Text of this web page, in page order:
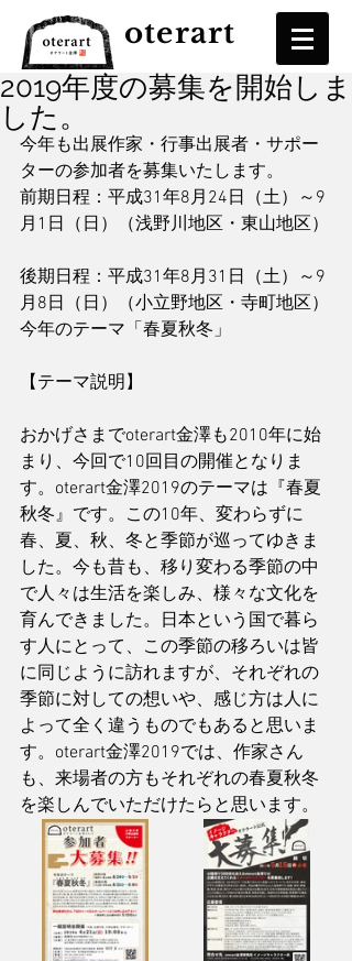
oterart
2019年度の募集を開始しま
した。
今年も出展作家・行事出展者・サポー
ターの参加者を募集いたします。
前期日程：平成31年8月24日（土）～9
月1日（日）（浅野川地区・東山地区）
後期日程：平成31年8月31日（土）～9
月8日（日）（小立野地区・寺町地区）
今年のテーマ「春夏秋冬」
【テーマ説明】
おかげさまでoterart金澤も2010年に始
まり、今回で10回目の開催となりま
す。oterart金澤2019のテーマは『春夏
秋冬』です。この10年、変わらずに
春、夏、秋、冬と季節が巡ってゆきま
した。今も昔も、移り変わる季節の中
で人々は生活を楽しみ、様々な文化を
育んできました。日本という国で暮ら
す人にとって、この季節の移ろいは皆
に同じように訪れますが、それぞれの
季節に対しての想いや、感じ方は人に
よって全く違うものでもあると思いま
す。oterart金澤2019では、作家さん
も、来場者の方もそれぞれの春夏秋冬
を楽しんでいただけたらと思います。